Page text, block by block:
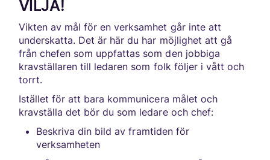
VILJA!
Vikten av mål för en verksamhet går inte att
underskatta. Det är här du har möjlighet att gå
från chefen som uppfattas som den jobbiga
kravställaren till ledaren som folk följer i vått och
torrt.
Istället för att bara kommunicera målet och
kravställa det bör du som ledare och chef:
Beskriva din bild av framtiden för
verksamheten